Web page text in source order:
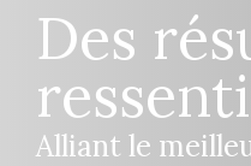
Des
Alliant le